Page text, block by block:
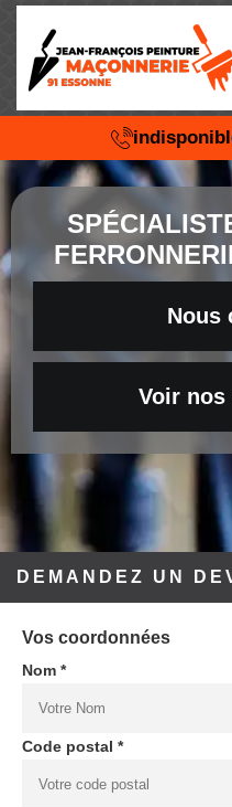
Nous
Voir
DEMANDEZ UN
Vos coordonnées
Nom *
Code postal *